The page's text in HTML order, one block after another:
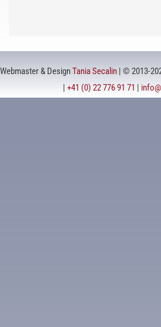
Webmaster & DesignTania Secalin | © 2013-
| +41 (0) 22 776 91 71 |